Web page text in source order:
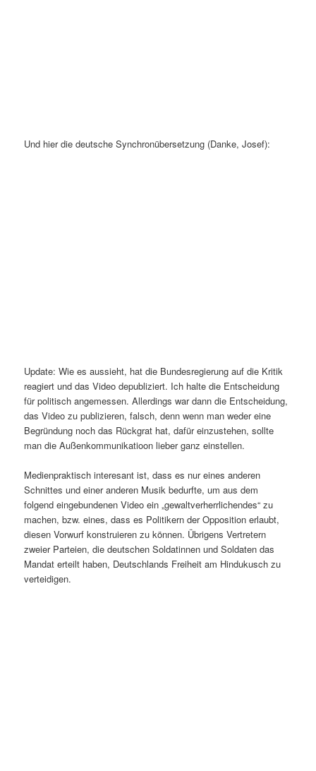
Und hier die deutsche Synchronübersetzung (Danke, Josef):
Update: Wie es aussieht, hat die Bundesregierung auf die Kritik
reagiert und das Video depubliziert. Ich halte die Entscheidung
für politisch angemessen. Allerdings war dann die Entscheidung,
das Video zu publizieren, falsch, denn wenn man weder eine
Begründung noch das Rückgrat hat, dafür einzustehen, sollte
man die Außenkommunikatioon lieber ganz einstellen.
Medienpraktisch interesant ist, dass es nur eines anderen
Schnittes und einer anderen Musik bedurfte, um aus dem
folgend eingebundenen Video ein „gewaltverherrlichendes“ zu
machen, bzw. eines, dass es Politikern der Opposition erlaubt,
diesen Vorwurf konstruieren zu können. Übrigens Vertretern
zweier Parteien, die deutschen Soldatinnen und Soldaten das
Mandat erteilt haben, Deutschlands Freiheit am Hindukusch zu
verteidigen.